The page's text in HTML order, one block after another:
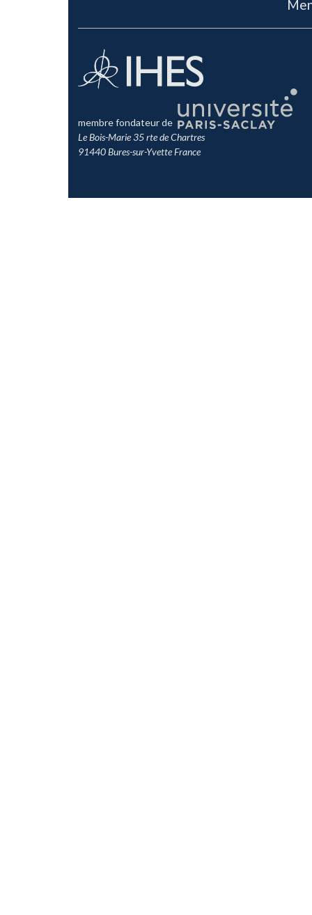
membre fondateur de
Le Bois-Marie 35 rte de Chartres
91440 Bures-sur-Yvette France